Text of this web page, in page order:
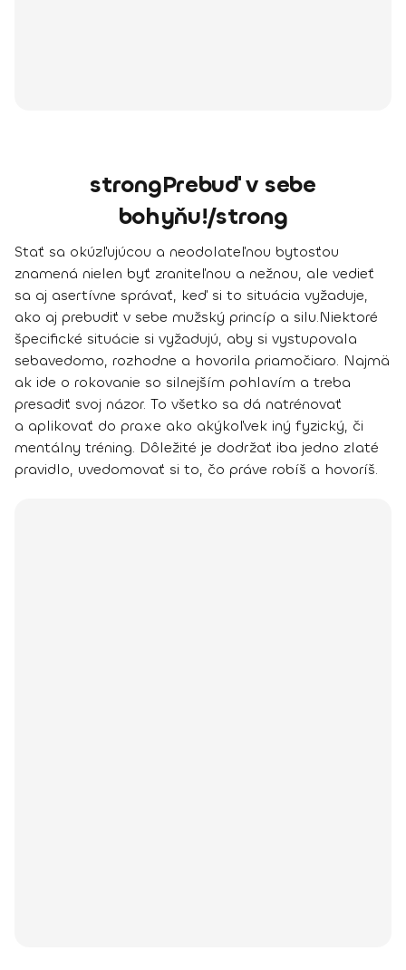
strongPrebuď v sebe
bohyňu!/strong
Stať sa okúzľujúcou a neodolateľnou bytosťou
znamená nielen byť zraniteľnou a nežnou, ale vedieť
sa aj asertívne správať, keď si to situácia vyžaduje,
ako aj prebudiť v sebe mužský princíp a silu.Niektoré
špecifické situácie si vyžadujú, aby si vystupovala
sebavedomo, rozhodne a hovorila priamočiaro. Najmä
ak ide o rokovanie so silnejším pohlavím a treba
presadiť svoj názor. To všetko sa dá natrénovať
a aplikovať do praxe ako akýkoľvek iný fyzický, či
mentálny tréning. Dôležité je dodržať iba jedno zlaté
pravidlo, uvedomovať si to, čo práve robíš a hovoríš.